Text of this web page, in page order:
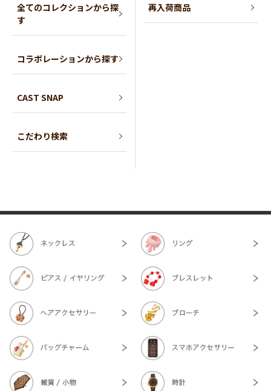
全てのコレクションから探
す
コラボレーションから探す
CAST SNAP
こだわり検索
再入荷商品